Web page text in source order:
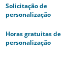
Solicitação de
personalização
Horas gratuitas de
personalização